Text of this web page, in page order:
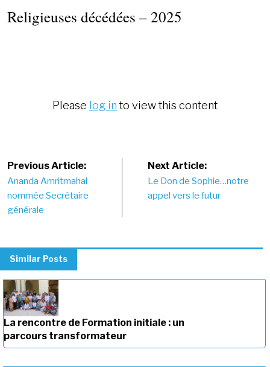
Religieuses décédées – 2025
Please log in to view this content
Post
navigation
Previous Article:
Ananda Amritmahal
nommée Secrétaire
générale
Next Article:
Le Don de Sophie…notre
appel vers le futur
Similar Posts
La rencontre de Formation initiale : un
parcours transformateur